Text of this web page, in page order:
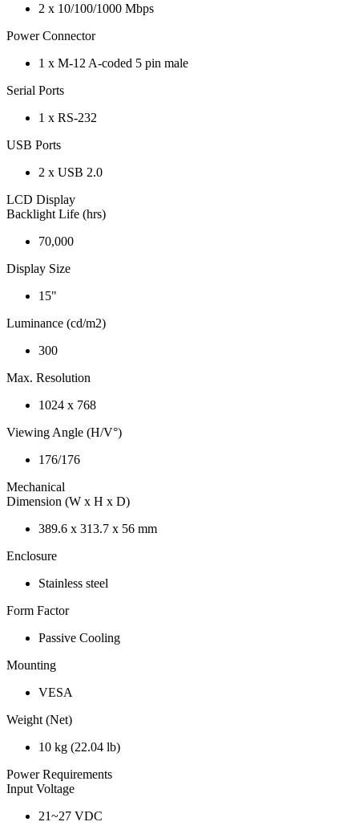
2 x 10/100/1000 Mbps
Power Connector
1 x M-12 A-coded 5 pin male
Serial Ports
1 x RS-232
USB Ports
2 x USB 2.0
LCD Display
Backlight Life (hrs)
70,000
Display Size
15"
Luminance (cd/m2)
300
Max. Resolution
1024 x 768
Viewing Angle (H/V°)
176/176
Mechanical
Dimension (W x H x D)
389.6 x 313.7 x 56 mm
Enclosure
Stainless steel
Form Factor
Passive Cooling
Mounting
VESA
Weight (Net)
10 kg (22.04 lb)
Power Requirements
Input Voltage
21~27 VDC